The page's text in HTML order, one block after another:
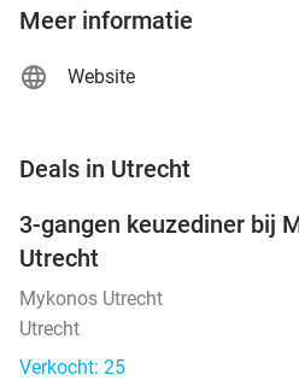
Meer informatie
Website
Deals in Utrecht
NEW
TODAY
3-gangen keuzediner bij
Utrecht
Mykonos Utrecht
Utrecht
Verkocht: 25